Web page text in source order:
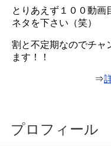
とりあえず１００動画
ネタを下さい（笑）
割と不定期なのでチャ
ます！！
⇒
プロフィール